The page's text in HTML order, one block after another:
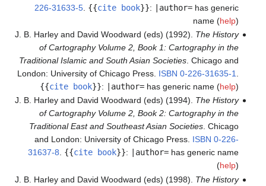
226-31633-5. {{ cite book}}:|author=has generic
name (
J. B. Harley and David Woodward (eds) (1992).The History
of Cartography Volume 2, Book 1: Cartography in the
Traditional Islamic and South Asian Societies. Chicago and
London: University of Chicago Press. ISBN 0-226-31635-1
{{
cite book}}:|author=has generic name (
J. B. Harley and David Woodward (eds) (1994).The History
of Cartography Volume 2, Book 2: Cartography in the
Traditional East and Southeast Asian Societies. Chicago
and London: University of Chicago Press. ISBN 0-226-
31637-8. {{ cite book}}:|author=has generic name
(
J. B. Harley and David Woodward (eds) (1998).The History